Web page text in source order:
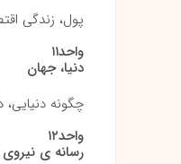
پول، زندگی
واحد۱۱
دنیا، جهان
چگونه
واحد۱۲
رسانه ی